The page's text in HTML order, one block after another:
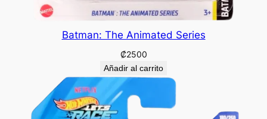
Batman: The Animated Series
₡2500
Añadir al carrito